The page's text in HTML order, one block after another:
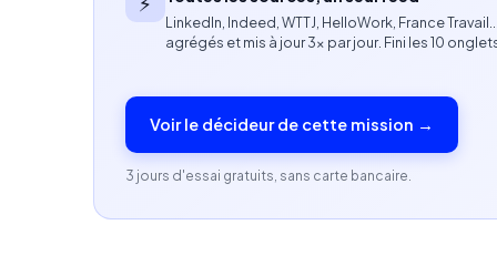
Profil recherché
web ou e-commerce. Expérience dans la
plateformes digitales. Capacité à intervenir
entreprises. Profil autonome, force de
accompagner des projets selon son domaine
LinkedIn, Indeed, WTTJ, HelloWork, France Travail…
agrégés et mis à jour 3× par jour. Fini les 10
Voir le décideur de cette mission →
3 jours d'essai gratuits, sans carte bancaire.